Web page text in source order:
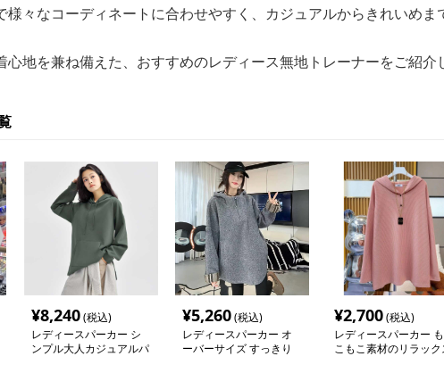
様々なコーディネートに合わせやすく、カジュアルからきれいめ
心地を兼ね備えた、おすすめのレディース無地トレーナーをご紹介
¥8,240(税込)
レディースパーカー シ
ンプル大人カジュアルパ
¥5,260(税込)
レディースパーカー オ
ーバーサイズ すっきり
¥2,700(税込)
レディースパーカー も
こもこ素材のリラック